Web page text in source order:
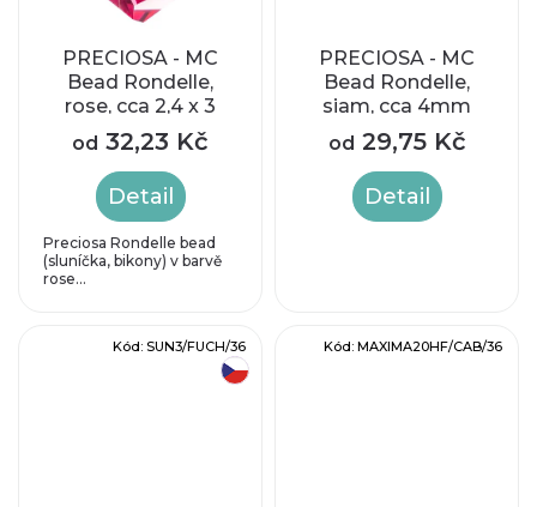
PRECIOSA - MC
Bead Rondelle,
rose, cca 2,4 x 3
mm
od 32,23 Kč
Detail
Preciosa Rondelle bead
(sluníčka, bikony) v barvě
rose...
PRECIOSA - MC
Bead Rondelle,
siam, cca 4mm
od 29,75 Kč
Detail
Kód: SUN3/FUCH/36 Kód: MAXIMA20HF/CAB/36